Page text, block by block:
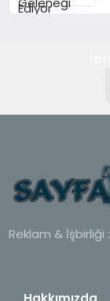
Reklam & İşbirliği :